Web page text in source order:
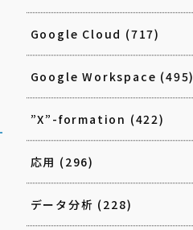
Google Cloud (717)
Google Workspace (495)
”X”-formation (422)
応用 (296)
データ分析 (228)